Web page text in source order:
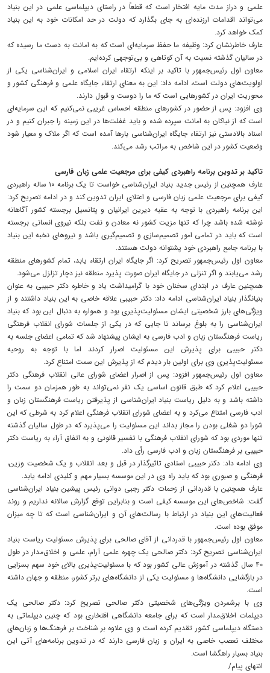
علمی و دراز مدت مایه افتخار است که قطعاً ‌در راستای دیپلماسی علمی در این بنیاد
می‌تواند اقدامات ارزنده‌ای به جای بگذارد که دولت در حد امکانات خود به این بنیاد
کمک خواهد کرد.
عارف خاطرنشان کرد: وظیفه ما حفظ سرمایه‌ای است که به امانت به دست ما رسیده که
در سالیان گذشته نسبت به آن کوتاهی و بی‌توجهی کرده‌ایم.
معاون اول رئیس‌جمهور با تاکید بر اینکه ارتقاء ایران اسلامی و ایران‌شناسی یکی از
اولویت‌های دولت است، ادامه داد: این به معنای ارتقاء جایگاه علمی و فرهنگی کشور و
محوریت ایران در کشورهایی است که ما را دوست و قبول دارند.
وی افزود: پس از حضور در کشورهای منطقه احساس غریبی نمی‌کنیم که این سرمایه‌ای
است که از نیاکان به امانت سپرده شده و باید غفلت‌ها در این زمینه را جبران کنیم و در
اسناد بالادستی نیز ارتقاء جایگاه ایران‌شناسی بارها آمده است که اگر ملاک و معیار شود
وضعیت کشور در این شاخص به مراتب رشد می‌کند.
تاکید بر تدوین برنامه راهبردی کیفی برای مرجعیت علمی زبان فارسی
عارف همچنین از رئیس جدید بنیاد ایران‌شناسی خواست تا یک برنامه ۱۰ ساله راهبردی
کیفی برای مرجعیت علمی زبان فارسی و اعتلای ایران تدوین کند و در ادامه تصریح کرد:
این برنامه راهبردی با توجه به عقبه دیرین ایرانیان و پتانسیل برجسته کشور آگاهانه
نوشته شده باشد چرا که تنها مزیت کشور نه معادن و نفت بلکه نیروی انسانی برجسته
است که باید در تمامی امور تصمیم‌سازی و تصمیم‌گیری باشد و نیروهای نخبه این بنیاد
با برنامه جامع راهبردی خود پشتوانه دولت هستند.
معاون اول رئیس‌جمهور تصریح کرد: اگر جایگاه ایران ارتقاء یابد، تمام کشورهای منطقه
رشد می‌یابند و اگر تنزلی در جایگاه ایران صورت پذیرد منطقه نیز دچار تزلزل می‌شود.
همچنین عارف در ابتدای سخنان خود با گرامیداشت یاد و خاطره دکتر حبیبی به عنوان
بنیانگذار بنیاد ایران‌شناسی ادامه داد: دکتر حبیبی علاقه خاصی به این بنیاد داشتند و از
ویژگی‌های بارز شخصیتی ایشان مسئولیت‌پذیری بود و همواره به دنبال این بود که بنیاد
ایران‌شناسی را به بلوغ برساند تا جایی که در یکی از جلسات شورای انقلاب فرهنگی
ریاست فرهنگستان زبان و ادب فارسی به ایشان پیشنهاد شد که تمامی اعضای جلسه به
دکتر حبیبی برای پذیرش این مسئولیت اصرار کردند اما با توجه به روحیه
مسئولیت‌پذیری وی برای اولین بار دیدم که از پذیرش این سمت امتناع کرد.
معاون اول رئیس‌جمهور افزود: پس از اصرار اعضای شورای عالی انقلاب فرهنگی دکتر
حبیبی اعلام کرد که طبق قانون اساسی یک نفر نمی‌تواند به طور همزمان دو سمت را
داشته باشد و به دلیل ریاست بنیاد ایران‌شناسی از پذیرفتن ریاست فرهنگستان زبان و
ادب فارسی امتناع می‌کرد و به اعضای شورای انقلاب فرهنگی اعلام کرد به شرطی که این
شورا دو شغلی بودن را مجاز بداند این مسئولیت را می‌پذیرد که در طول سالیان گذشته
تنها موردی بود که شورای انقلاب فرهنگی با تفسیر قانونی و به اتفاق آراء به ریاست دکتر
حبیبی بر فرهنگستان زبان و ادب فارسی رأی داد.
وی ادامه داد: دکتر حبیبی استادی تاثیرگذار در قبل و بعد انقلاب و یک شخصیت وزین،
فرهنگی و صبوری بود که باید راه وی در این موسسه بسیار مهم و کلیدی ادامه یابد.
عارف همچنین با قدردانی از زحمات دکتر رجبی دوانی رئیس پیشین بنیاد ایران‌شناسی
گفت: شاخص‌های این موسسه کیفی است و بنابراین توقع گزارش سالانه نداریم و روند
فعالیت‌های این بنیاد در ارتباط با رسالت‌های آن و ایران‌شناسی است که تا چه میزان
موفق بوده است.
معاون اول رئیس‌جمهور با قدردانی از آقای صالحی برای پذیرش مسئولیت ریاست بنیاد
ایران‌شناسی تصریح کرد: دکتر صالحی یک چهره علمی آرام، علمی و اخلاق‌مدار در طول
۴۰ سال گذشته در آموزش عالی کشور بود که با مسئولیت‌پذیری بالای خود سهم بسزایی
در بازگشایی دانشگاه‌ها و مسئولیت یکی از دانشگاه‌های برتر کشور، منطقه و جهان داشته
است.
وی با برشمردن ویژگی‌های شخصیتی دکتر صالحی تصریح کرد: دکتر صالحی یک
دیپلمات اخلاق‌مدار است که برای جامعه دانشگاهی افتخاری بود که چنین دیپلماتی به
دستگاه دیپلماسی کشور تقدیم کرده است و وی علاوه بر شناخت بر فرهنگ‌ها و زبان‌های
مختلف تعصب خاصی به ایران و زبان فارسی دارند که در تدوین برنامه‌های آتی این
بنیاد بسیار راهگشا است.
انتهای پیام/